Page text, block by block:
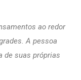
ao redor
A pessoa
de suas próprias